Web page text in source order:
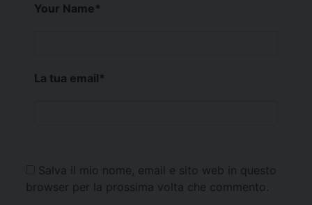
Your Name*
La tua email*
Salva il mio nome, email e sito web in questo
browser per la prossima volta che commento.